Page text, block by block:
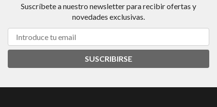
Suscríbete a nuestro newsletter para recibir ofertas y
novedades exclusivas.
SUSCRIBIRSE